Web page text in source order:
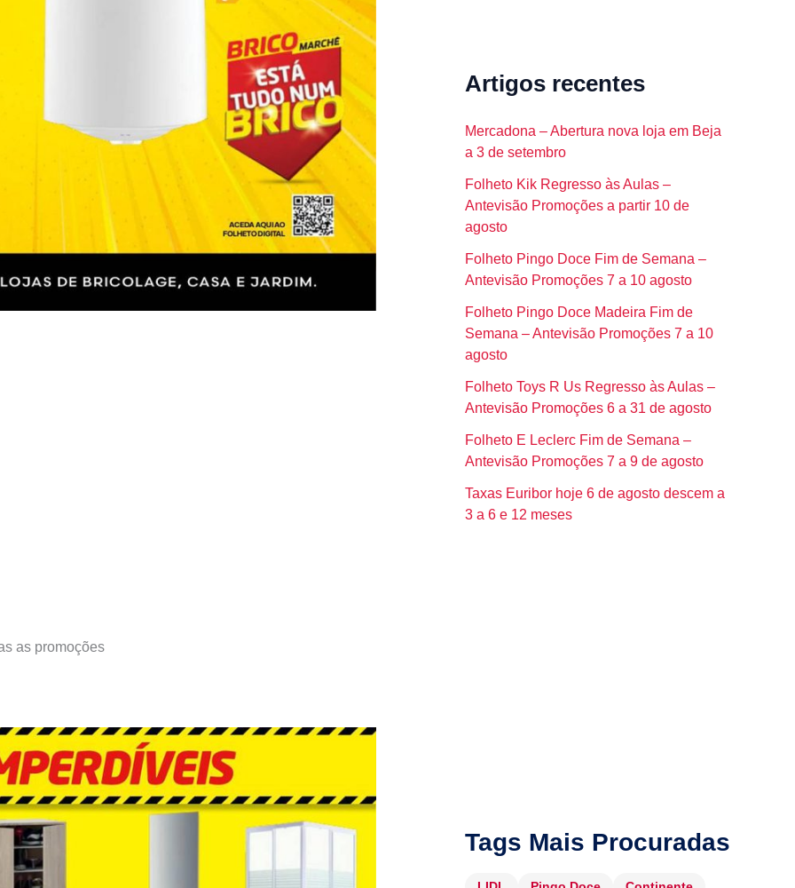
as promoções
Artigos recentes
Mercadona – Abertura nova loja em Beja
a 3 de setembro
Folheto Kik Regresso às Aulas –
Antevisão Promoções a partir 10 de
agosto
Folheto Pingo Doce Fim de Semana –
Antevisão Promoções 7 a 10 agosto
Folheto Pingo Doce Madeira Fim de
Semana – Antevisão Promoções 7 a 10
agosto
Folheto Toys R Us Regresso às Aulas –
Antevisão Promoções 6 a 31 de agosto
Folheto E Leclerc Fim de Semana –
Antevisão Promoções 7 a 9 de agosto
Taxas Euribor hoje 6 de agosto descem a
3 a 6 e 12 meses
Tags Mais Procuradas